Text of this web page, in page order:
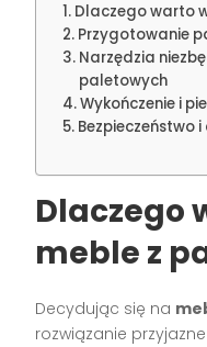
Dlaczego warto
Przygotowanie
Narzędzia
paletowych
Wykończenie i
Bezpieczeństwo
Dlaczego
meble z
Decydując się na
rozwiązanie